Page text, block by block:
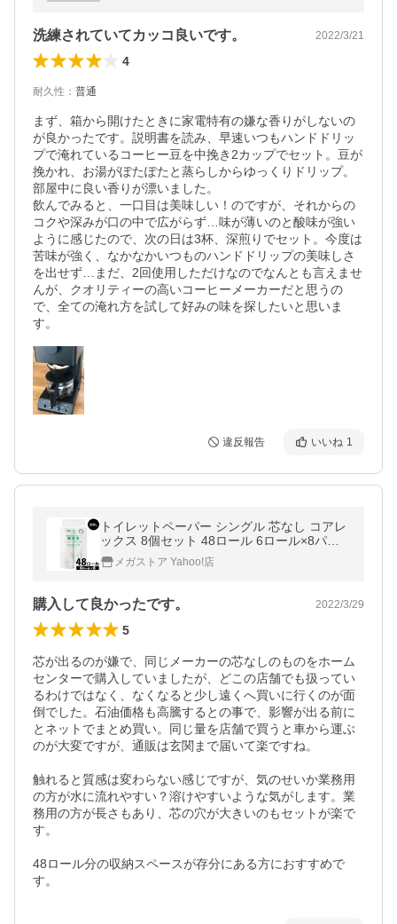
洗練されていてカッコ良いです。 2022/3/21
4
耐久性 ： 普通
まず、箱から開けたときに家電特有の嫌な香りがしないの
が良かったです。説明書を読み、早速いつもハンドドリッ
プで淹れているコーヒー豆を中挽き2カップでセット。豆が
挽かれ、お湯がぽたぽたと蒸らしからゆっくりドリップ。
部屋中に良い香りが漂いました。
飲んでみると、一口目は美味しい！のですが、それからの
コクや深みが口の中で広がらず…味が薄いのと酸味が強い
ように感じたので、次の日は3杯、深煎りでセット。今度は
苦味が強く、なかなかいつものハンドドリップの美味しさ
を出せず…まだ、2回使用しただけなのでなんとも言えませ
んが、クオリティーの高いコーヒーメーカーだと思うの
で、全ての淹れ方を試して好みの味を探したいと思いま
違反報告 いいね 1
トイレットペーパー シングル 芯なし コアレ
ックス 8個セット 48ロール 6ロール×8パッ
ク ちり紙 ワンタッチコアレス150m
メガストア Yahoo!店
購入して良かったです。 2022/3/29
5
芯が出るのが嫌で、同じメーカーの芯なしのものをホーム
センターで購入していましたが、どこの店舗でも扱ってい
るわけではなく、なくなると少し遠くへ買いに行くのが面
倒でした。石油価格も高騰するとの事で、影響が出る前に
とネットでまとめ買い。同じ量を店舗で買うと車から運ぶ
のが大変ですが、通販は玄関まで届いて楽ですね。
触れると質感は変わらない感じですが、気のせいか業務用
の方が水に流れやすい？溶けやすいような気がします。業
務用の方が長さもあり、芯の穴が大きいのもセットが楽で
す。
48ロール分の収納スペースが存分にある方におすすめで
す。